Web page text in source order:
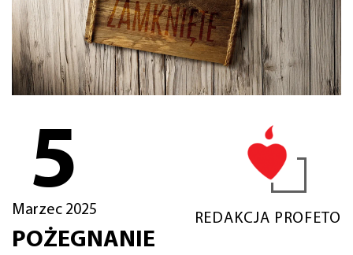
5
Marzec 2025
REDAKCJA PROFETO
POŻEGNANIE